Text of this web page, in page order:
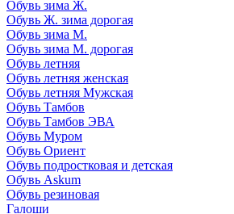
Обувь зима Ж.
Обувь Ж. зима дорогая
Обувь зима М.
Обувь зима М. дорогая
Обувь летняя
Обувь летняя женская
Обувь летняя Мужская
Обувь Тамбов
Обувь Тамбов ЭВА
Обувь Муром
Обувь Ориент
Обувь подростковая и детская
Обувь Askum
Обувь резиновая
Галоши